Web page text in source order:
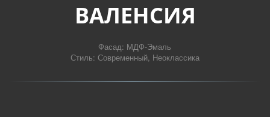
ВАЛЕНСИЯ
Фасад: МДФ-Эмаль
Стиль: Современный, Неоклассика